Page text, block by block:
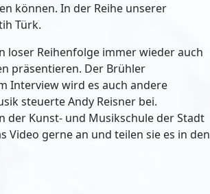
können. In der Reihe unserer
Türk.
loser Reihenfolge immer wieder auch
präsentieren. Der Brühler
Interview wird es auch andere
steuerte Andy Reisner bei.
der Kunst- und Musikschule der Stadt
Video gerne an und teilen sie es in den